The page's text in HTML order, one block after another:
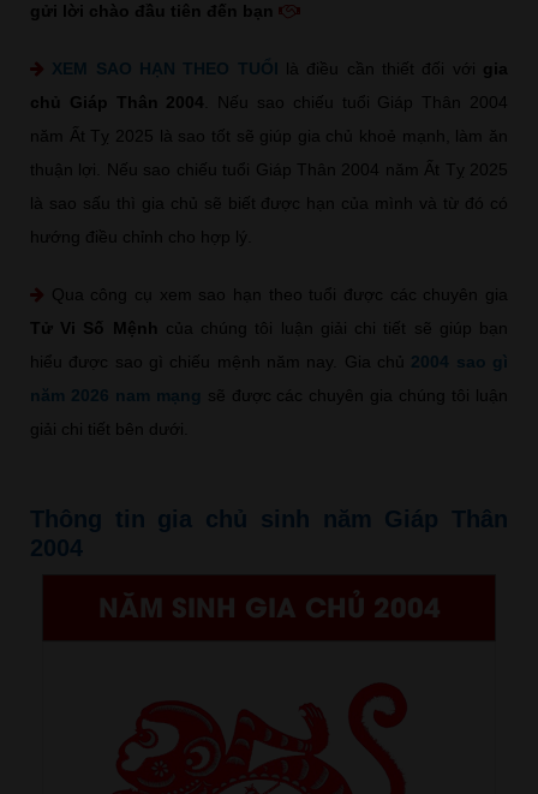
gửi lời chào đầu tiên đến bạn
XEM SAO HẠN THEO TUỔI là điều cần thiết đối với gia
chủ Giáp Thân 2004 . Nếu sao chiếu tuổi Giáp Thân 2004
năm Ất Tỵ 2025 là sao tốt sẽ giúp gia chủ khoẻ mạnh, làm ăn
thuận lợi. Nếu sao chiếu tuổi Giáp Thân 2004 năm Ất Tỵ 2025
là sao sấu thì gia chủ sẽ biết được hạn của mình và từ đó có
hướng điều chỉnh cho hợp lý.
Qua công cụ xem sao hạn theo tuổi được các chuyên gia
Tử Vi Số Mệnh của chúng tôi luận giải chi tiết sẽ giúp bạn
hiểu được sao gì chiếu mệnh năm nay. Gia chủ 2004 sao gì
năm 2026 nam mạng sẽ được các chuyên gia chúng tôi luận
giải chi tiết bên dưới.
Thông tin gia chủ sinh năm Giáp Thân
2004
NĂM SINH GIA CHỦ 2004